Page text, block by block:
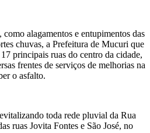
alagamentos e entupimentos das
chuvas, a Prefeitura de Mucuri que
principais ruas do centro da cidade,
frentes de serviços de melhorias na
o asfalto.
toda rede pluvial da Rua
ruas Jovita Fontes e São José, no